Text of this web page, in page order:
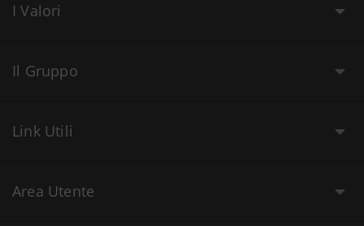
I Valori
Il Gruppo
Link Utili
Area Utente